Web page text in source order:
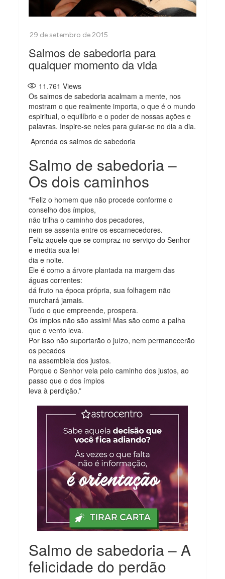
Salmos de sabedoria para
qualquer momento da vida
11.761 Views
Os salmos de sabedoria acalmam a mente, nos
mostram o que realmente importa, o que é o mundo
espiritual, o equilíbrio e o poder de nossas ações e
palavras. Inspire-se neles para guiar-se no dia a dia.
Aprenda os salmos de sabedoria
Salmo de sabedoria –
Os dois caminhos
“Feliz o homem que não procede conforme o
conselho dos ímpios,
não trilha o caminho dos pecadores,
nem se assenta entre os escarnecedores.
Feliz aquele que se compraz no serviço do Senhor
e medita sua lei
dia e noite.
Ele é como a árvore plantada na margem das
águas correntes:
dá fruto na época própria, sua folhagem não
murchará jamais.
Tudo o que empreende, prospera.
Os ímpios não são assim! Mas são como a palha
que o vento leva.
Por isso não suportarão o juízo, nem permanecerão
os pecados
na assembleia dos justos.
Porque o Senhor vela pelo caminho dos justos, ao
passo que o dos ímpios
leva à perdição.”
Salmo de sabedoria – A
felicidade do perdão